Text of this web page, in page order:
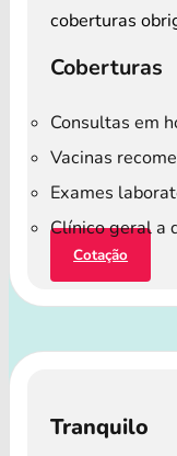
coberturas
Coberturas
Consultas em
Vacinas
Exames
Clínico geral a
Cotação
Tranquilo